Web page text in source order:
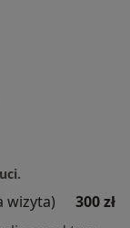
wizyta)
300 zł